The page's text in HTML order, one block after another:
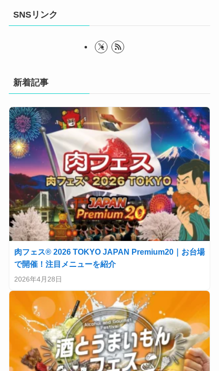
SNSリンク
新着記事
肉フェス® 2026 TOKYO JAPAN Premium20｜お台場
で開催！注目メニューを紹介
2026年4月28日